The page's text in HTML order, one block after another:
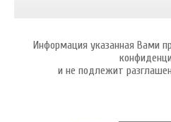
Информация указанная Вами
и не подлежит